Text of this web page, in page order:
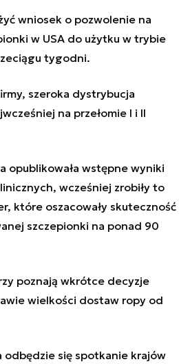
wniosek o pozwolenie na
w USA do użytku w trybie
tygodni.
szeroka dystrybucja
na przełomie I i II
opublikowała wstępne wyniki
wcześniej zrobiły to
które oszacowały skuteczność
szczepionki na ponad 90
poznają wkrótce decyzje
wielkości dostaw ropy od
odbędzie się spotkanie krajów